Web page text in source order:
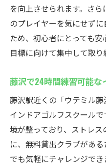
を向上させられます。さ
のプレイヤーを気にせず
ため、初心者にとっても
目標に向けて集中して取り
藤沢で24時間練習可能な
藤沢駅近くの「ウテミル
インドアゴルフスクール
境が整っており、ストレ
に、無料貸出クラブがあ
でも気軽にチャレンジで